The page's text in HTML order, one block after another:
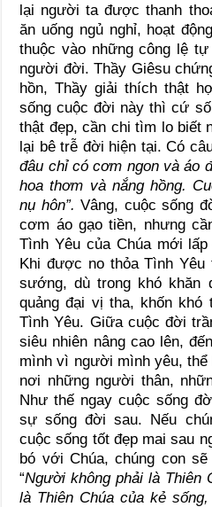
lại người ta được thanh
ăn uống ngủ nghỉ, hoạt
thuộc vào những công lệ
người đời. Thầy Giêsu
hồn, Thầy giải thích thật
sống cuộc đời này thì cứ
thật đẹp, cần chi tìm lo biết
lại bê trễ đời hiện tại. Có
đâu chỉ có cơm ngon và áo
hoa thơm và nắng hồng.
nụ hôn”.Vâng, cuộc sống
cơm áo gạo tiền, nhưng
Tình Yêu của Chúa mới
Khi được no thỏa Tình
sướng, dù trong khó khăn
quảng đại vị tha, khốn
Tình Yêu. Giữa cuộc đời
siêu nhiên nâng cao lên,
mình vì người mình yêu, thể
nơi những người thân,
Như thế ngay cuộc sống
sự sống đời sau. Nếu
cuộc sống tốt đẹp mai sau
bó với Chúa, chúng con
“Người không phải là Thiên
là Thiên Chúa của kẻ